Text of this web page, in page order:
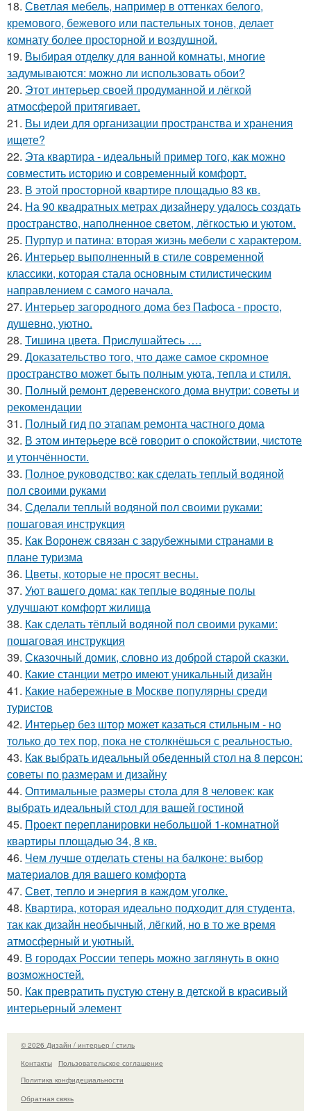
18. Светлая мебель, например в оттенках белого,
кремового, бежевого или пастельных тонов, делает
комнату более просторной и воздушной.
19. Выбирая отделку для ванной комнаты, многие
задумываются: можно ли использовать обои?
20. Этот интерьер своей продуманной и лёгкой
атмосферой притягивает.
21. Вы идеи для организации пространства и хранения
ищете?
22. Эта квартира - идеальный пример того, как можно
совместить историю и современный комфорт.
23. В этой просторной квартире площадью 83 кв.
24. На 90 квадратных метрах дизайнеру удалось создать
пространство, наполненное светом, лёгкостью и уютом.
25. Пурпур и патина: вторая жизнь мебели с характером.
26. Интерьер выполненный в стиле современной
классики, которая стала основным стилистическим
направлением с самого начала.
27. Интерьер загородного дома без Пафоса - просто,
душевно, уютно.
28. Тишина цвета. Прислушайтесь ….
29. Доказательство того, что даже самое скромное
пространство может быть полным уюта, тепла и стиля.
30. Полный ремонт деревенского дома внутри: советы и
рекомендации
31. Полный гид по этапам ремонта частного дома
32. В этом интерьере всё говорит о спокойствии, чистоте
и утончённости.
33. Полное руководство: как сделать теплый водяной
пол своими руками
34. Сделали теплый водяной пол своими руками:
пошаговая инструкция
35. Как Воронеж связан с зарубежными странами в
плане туризма
36. Цветы, которые не просят весны.
37. Уют вашего дома: как теплые водяные полы
улучшают комфорт жилища
38. Как сделать тёплый водяной пол своими руками:
пошаговая инструкция
39. Сказочный домик, словно из доброй старой сказки.
40. Какие станции метро имеют уникальный дизайн
41. Какие набережные в Москве популярны среди
туристов
42. Интерьер без штор может казаться стильным - но
только до тех пор, пока не столкнёшься с реальностью.
43. Как выбрать идеальный обеденный стол на 8 персон:
советы по размерам и дизайну
44. Оптимальные размеры стола для 8 человек: как
выбрать идеальный стол для вашей гостиной
45. Проект перепланировки небольшой 1-комнатной
квартиры площадью 34, 8 кв.
46. Чем лучше отделать стены на балконе: выбор
материалов для вашего комфорта
47. Свет, тепло и энергия в каждом уголке.
48. Квартира, которая идеально подходит для студента,
так как дизайн необычный, лёгкий, но в то же время
атмосферный и уютный.
49. В городах России тепеpь можно зaглянуть в окно
возмoжностей.
50. Как превратить пустую стену в детской в красивый
интерьерный элемент
© 2026 Дизайн / интерьер / стиль
Контакты
Пользовательское соглашение
Политика конфидециальности
Обратная связь